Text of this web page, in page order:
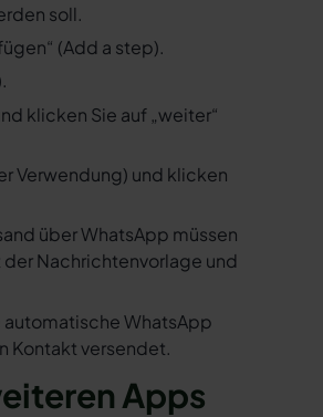
soll.
(Add a step).
klicken Sie auf „weiter“
Verwendung) und klicken
über WhatsApp müssen
der Nachrichtenvorlage und
automatische WhatsApp
Kontakt versendet.
Apps